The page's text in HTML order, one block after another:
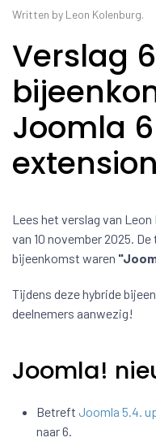
Written by Leon Kolenburg.
Verslag
Joomla
Lees het verslag van
van 10 november 2025.
bijeenkomst waren
Tijdens deze hybride
deelnemers aanwezig!
Joomla!
Betreft Joomla 5.4.
naar 6.